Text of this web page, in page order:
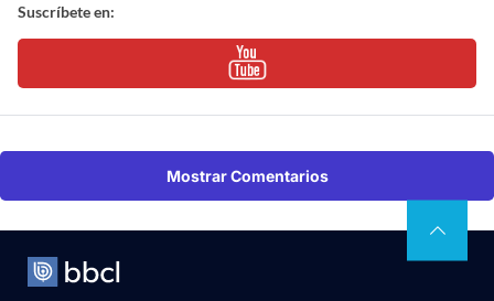
Suscríbete en:
Mostrar Comentarios